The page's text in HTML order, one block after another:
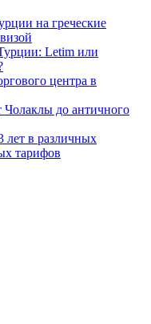
на греческие
Letim или
центра в
Чолаклы до античного
лет в различных
тарифов